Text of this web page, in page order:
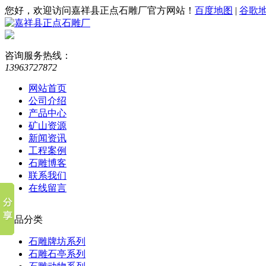
您好，欢迎访问嘉祥县正点石雕厂官方网站！ 百度地图 | 谷歌
咨询服务热线：
13963727872
网站首页
公司介绍
产品中心
矿山资源
新闻资讯
工程案例
石雕博客
联系我们
在线留言
产品分类
石雕牌坊系列
石雕石亭系列